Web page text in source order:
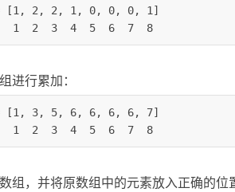
[1, 2, 2, 1, 0, 0, 0, 1]
           1  2  3  4  5  6  7  8
进行累加：
[1, 3, 5, 6, 6, 6, 6, 7]
           1  2  3  4  5  6  7  8
组，并将原数组中的元素放入正确的位